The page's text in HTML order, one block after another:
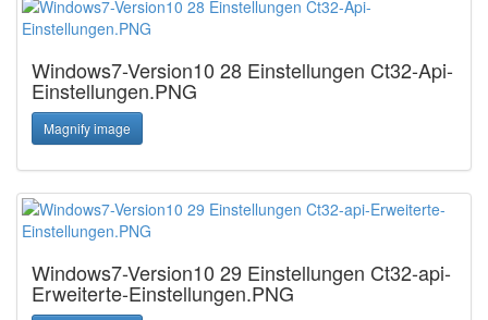
Windows7-Version10 28 Einstellungen Ct32-Api-
Einstellungen.PNG
Magnify image
Windows7-Version10 29 Einstellungen Ct32-api-
Erweiterte-Einstellungen.PNG